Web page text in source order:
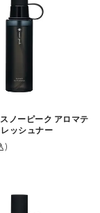
ノーピーク アロマテ
ッシュナー
)